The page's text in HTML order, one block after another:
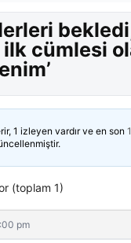
ilk cümlesi
1 izleyen vardır ve en son
(toplam 1)
pm